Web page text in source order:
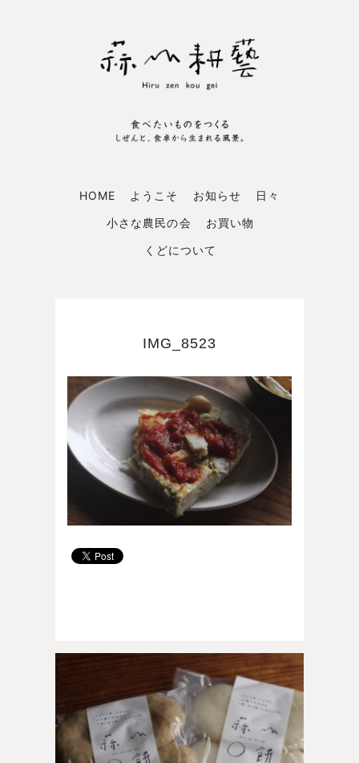
HOME ようこそ お知らせ
日々
小さな農民の会
お買い物
くどについて
IMG_8523